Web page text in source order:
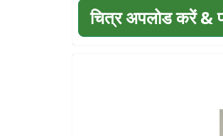
चित्र अपलोड करें &